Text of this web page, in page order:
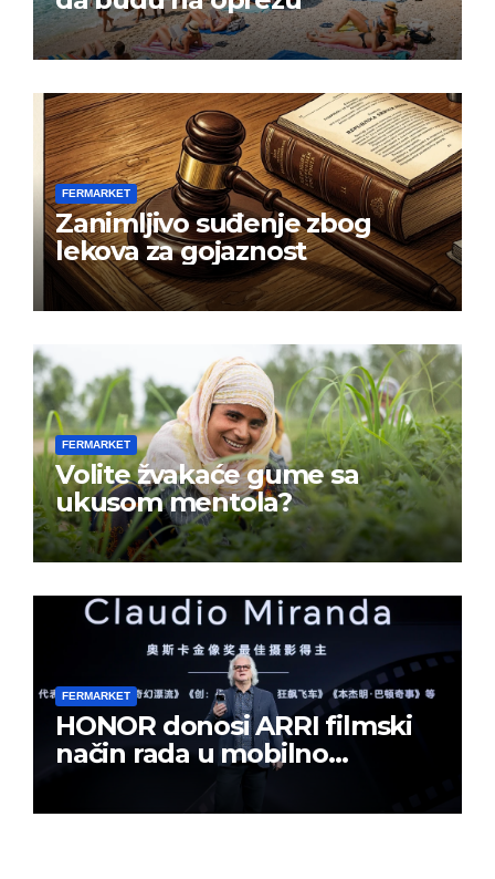
FERMARKET
Zanimljivo suđenje zbog
lekova za gojaznost
FERMARKET
Volite žvakaće gume sa
ukusom mentola?
FERMARKET
HONOR donosi ARRI filmski
način rada u mobilno
kreiranje sadržaja